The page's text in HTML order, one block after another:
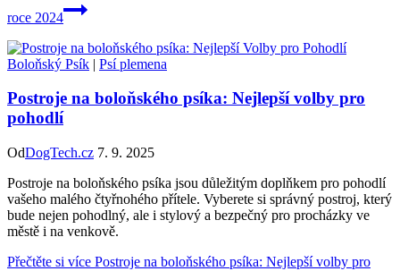
roce 2024
Boloňský Psík | Psí plemena
Postroje na boloňského psíka: Nejlepší volby pro
pohodlí
OdDogTech.cz 7. 9. 2025
Postroje na boloňského psíka jsou důležitým doplňkem pro pohodlí
vašeho malého čtyřnohého přítele. Vyberete si správný postroj, který
bude nejen pohodlný, ale i stylový a bezpečný pro procházky ve
městě i na venkově.
Přečtěte si více Postroje na boloňského psíka: Nejlepší volby pro